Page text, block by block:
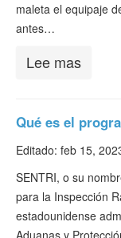
maleta el equipaje
antes…
Lee mas
Qué es el
Editado: feb 15,
SENTRI, o su
para la Inspección
estadounidense
Aduanas y